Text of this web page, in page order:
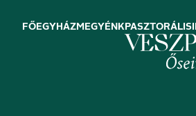
FŐEGYHÁZMEGYÉNK PASZTORÁLIS